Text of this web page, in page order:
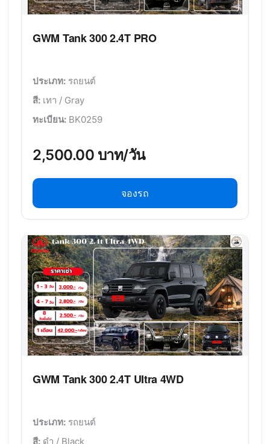
GWM Tank 300 2.4T PRO
ประเภท: รถยนต์
สี: เทา / Gray
ทะเบียน: BK0259
2,500.00 บาท/วัน
จองรถ
GWM Tank 300 2.4T UItra 4WD
ประเภท: รถยนต์
สี: ดำ / Black